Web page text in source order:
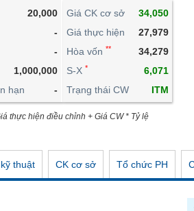
20,000
-
-
1,000,000
hạn
-
Giá CK cơ sở
34,050
Giá thực hiện
27,979
Hòa vốn **
34,279
S-X *
6,071
Trạng thái CW
ITM
thực hiện điều chỉnh + Giá CW * Tỷ lệ
thuật CK cơ sở Tổ chức PH
PHÁI SINH
TRÁI PHIẾU
CÔNG CỤ ĐẦU
XUẤT DỮ LIỆU
TIN MỚI